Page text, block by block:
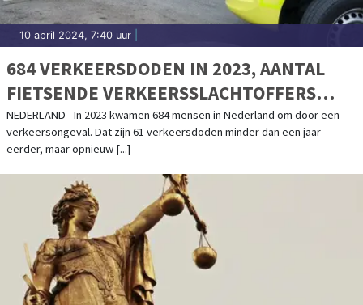
10 april 2024, 7:40 uur
684 VERKEERSDODEN IN 2023, AANTAL
FIETSENDE VERKEERSSLACHTOFFERS
TOEGENOMEN
NEDERLAND - In 2023 kwamen 684 mensen in Nederland om door een
verkeersongeval. Dat zijn 61 verkeersdoden minder dan een jaar
eerder, maar opnieuw [...]